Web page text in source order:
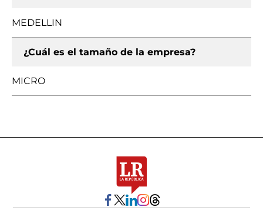
MEDELLIN
¿Cuál es el tamaño de la empresa?
MICRO